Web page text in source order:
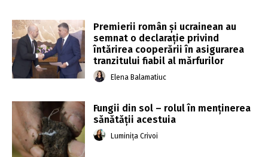
Premierii român şi ucrainean au
semnat o declaraţie privind
întărirea cooperării în asigurarea
tranzitului fiabil al mărfurilor
Elena Balamatiuc
Fungii din sol – rolul în menținerea
sănătății acestuia
Luminița Crivoi